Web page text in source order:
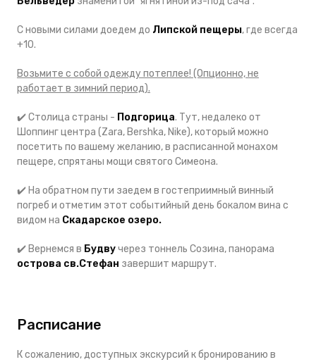
С новыми силами доедем до Липской пещеры, где всегда
+10.
Возьмите с собой одежду потеплее! (Опционно, не
работает в зимний период).
✔️ Столица страны - Подгорица. Тут, недалеко от
Шоппинг центра (Zara, Bershka, Nike), который можно
посетить по вашему желанию, в расписанной монахом
пещере, спрятаны мощи святого Симеона.
✔️ На обратном пути заедем в гостеприимный винный
погреб и отметим этот событийный день бокалом вина с
видом на Скадарское озеро.
✔️ Вернемся в Будвучерез тоннель Созина, панорама
острова св.Стефан завершит маршрут.
Расписание
К сожалению, доступных экскурсий к бронированию в